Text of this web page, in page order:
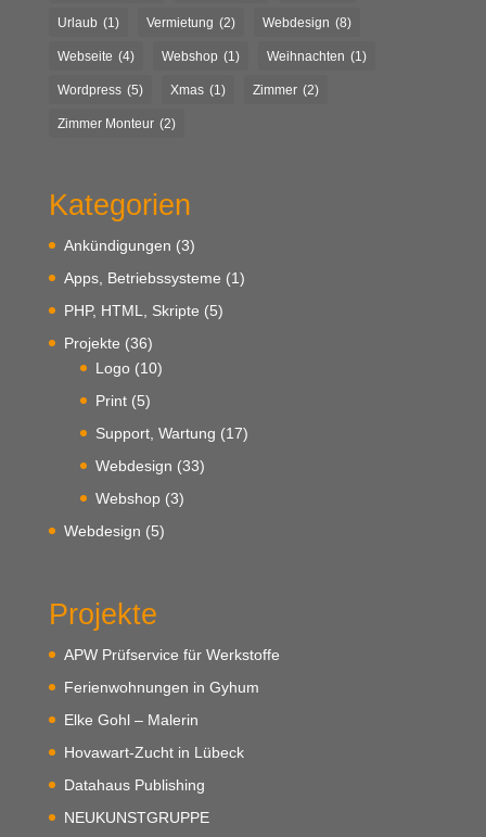
Urlaub (1) Vermietung (2) Webdesign (8)
Webseite (4) Webshop (1) Weihnachten (1)
Wordpress (5) Xmas (1) Zimmer (2)
Zimmer Monteur (2)
Kategorien
Ankündigungen (3)
Apps, Betriebssysteme (1)
PHP, HTML, Skripte (5)
Projekte (36)
Logo(10)
Print(5)
Support, Wartung (17)
Webdesign (33)
Webshop(3)
Webdesign (5)
Projekte
APW Prüfservice für Werkstoffe
Ferienwohnungen in Gyhum
Elke Gohl – Malerin
Hovawart-Zucht in Lübeck
Datahaus Publishing
NEUKUNSTGRUPPE